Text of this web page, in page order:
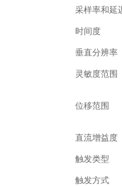
采样率和延
时间度
垂直分辨率
灵敏度范围
位移范围
直流增益度
触发类型
触发方式